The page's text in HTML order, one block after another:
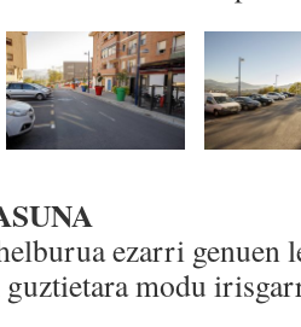
ezarri genuen
modu